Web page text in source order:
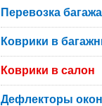
Перевозка багажа
Коврики в
Коврики в салон
Дефлекторы